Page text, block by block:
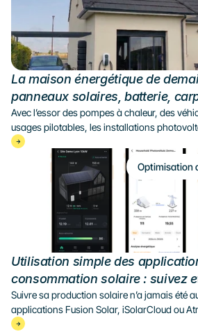
La maison énergétique de
panneaux solaires, batterie,
intelligent
Avec l’essor des pompes à chaleur, des
usages pilotables, les installations
s’organiser autour de systèmes plus
production aux besoins réels du logement.
progressivement le rôle de la maison dans
quoi pourrait ressembler la maison
Optimisation
Utilisation simple des
consommation solaire : suivez
production
Suivre sa production solaire n’a jamais été
applications Fusion Solar, iSolarCloud ou
données en temps réel, surveillez vos